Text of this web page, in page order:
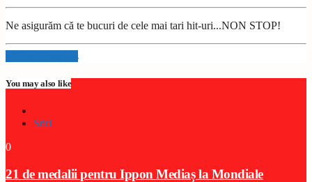
Ne asigurăm că te bucuri de cele mai tari hit-uri...NON STOP!
Info and episodes
You may also like
Stiri
0
21 de medalii pentru Ippon Mediaș la Mondiale